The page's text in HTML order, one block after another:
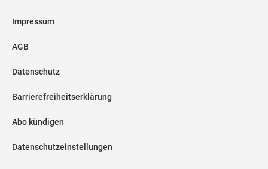
Impressum
AGB
Datenschutz
Barrierefreiheitserklärung
Abo kündigen
Datenschutzeinstellungen